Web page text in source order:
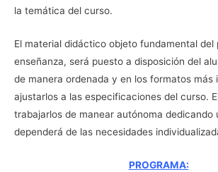
la temática del curso.
El material didáctico objeto fundamental del
enseñanza, será puesto a disposición del
de manera ordenada y en los formatos más
ajustarlos a las especificaciones del curso.
trabajarlos de manear autónoma dedicando
dependerá de las necesidades
PROGRAMA: